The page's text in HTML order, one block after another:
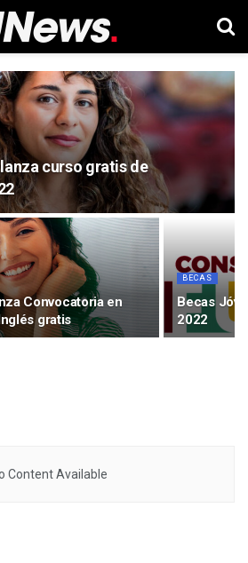
curso gratis de
Convocatoria en
gratis
BECAS
Becas
2022
Content Available